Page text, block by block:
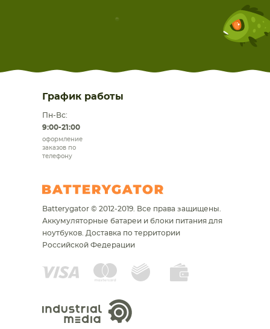
График работы
Пн-Вс:
9:00-21:00
оформление
заказов по
телефону
Batterygator © 2012-2019. Все права защищены.
Аккумуляторные батареи и блоки питания для
ноутбуков. Доставка по территории
Российской Федерации